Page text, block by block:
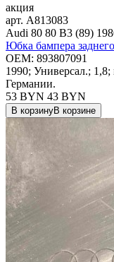
акция
арт. A813083
Audi 80 80 B3 (89)
Юбка бампера
OEM: 893807091
1990; Универсал.;
Германии.
53 BYN 43 BYN
В корзинуВ корзине